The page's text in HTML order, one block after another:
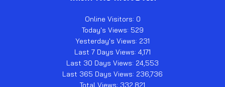
Online Visitors: 0
Today's Views: 529
Yesterday's Views: 231
Last 7 Days Views: 4,171
Last 30 Days Views: 24,553
Last 365 Days Views: 236,736
Total Views: 332,821